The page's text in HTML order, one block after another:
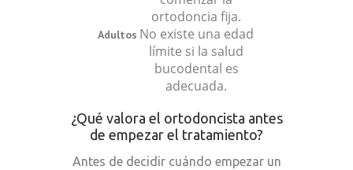
ortodoncia fija.
Adultos No existe una edad
límite si la salud
bucodental es
adecuada.
¿Qué valora el ortodoncista antes
de empezar el tratamiento?
Antes de decidir cuándo empezar un